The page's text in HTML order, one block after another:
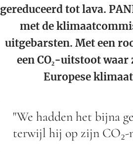
gereduceerd tot lava.
met de
uitgebarsten. Met een
een CO₂-uitstoot
Europese
"We hadden het bijna
terwijl hij op zijn CO₂-